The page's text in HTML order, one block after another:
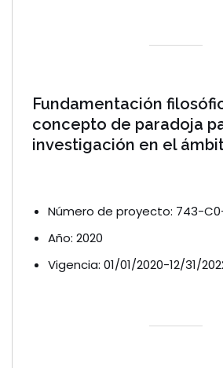
Fundamentación
concepto de paradoja
investigación en el
Número de proyecto: 743-
Año: 2020
Vigencia: 01/01/2020-12/31/